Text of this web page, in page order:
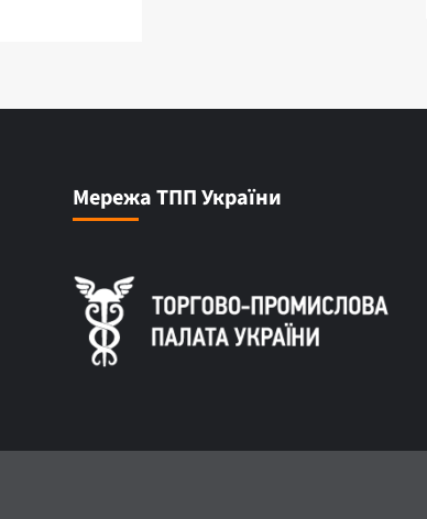
Мережа ТПП України